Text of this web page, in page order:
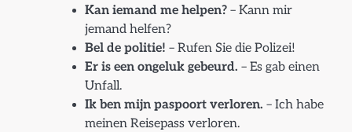
Kan iemand me helpen? – Kann mir
jemand helfen?
Bel de politie! – Rufen Sie die Polizei!
Er is een ongeluk gebeurd. – Es gab einen
Unfall.
Ik ben mijn paspoort verloren. – Ich habe
meinen Reisepass verloren.